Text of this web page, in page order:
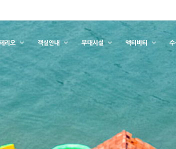
리오 객실안내 부대시설 액티비티